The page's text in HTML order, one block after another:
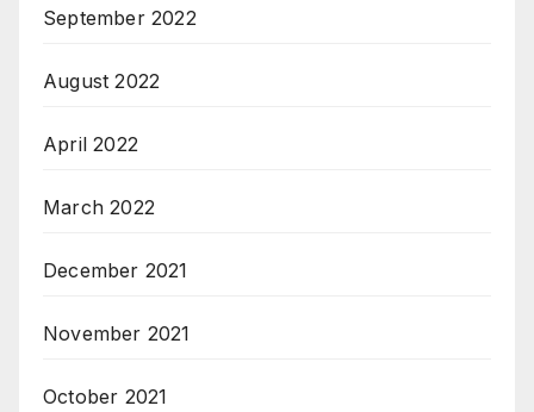
September 2022
August 2022
April 2022
March 2022
December 2021
November 2021
October 2021